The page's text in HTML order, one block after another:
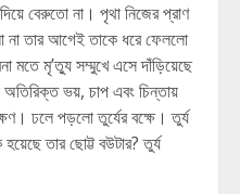
বেরুতো না। পৃথা নিজের প্রাণ
না তার আগেই তাকে ধরে ফেললো
মতে মৃ’ত্যু সম্মুখে এসে দাঁড়িয়েছে
ভয়, চাপ এবং চিন্তায়
ঢলে পড়লো তুর্যের বক্ষে। তুর্য
তার ছোট্ট বউটার? তুর্য